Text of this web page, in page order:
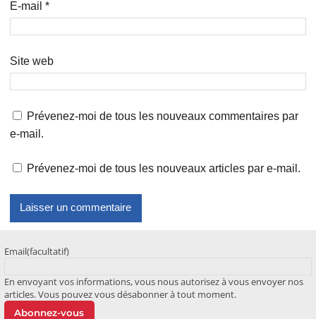
E-mail *
Site web
Prévenez-moi de tous les nouveaux commentaires par
e-mail.
Prévenez-moi de tous les nouveaux articles par e-mail.
Email(facultatif)
En envoyant vos informations, vous nous autorisez à vous envoyer nos
articles. Vous pouvez vous désabonner à tout moment.
Abonnez-vous